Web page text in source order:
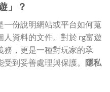
」？
一份說明網站或平台如何蒐
資料的文件。對於 rg富遊
務，更是一種對玩家的承
到妥善處理與保護。 隱私